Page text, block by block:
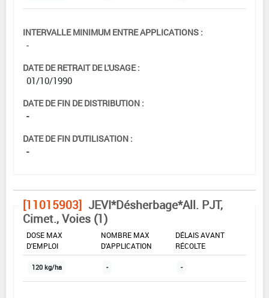
INTERVALLE MINIMUM ENTRE APPLICATIONS :
-
DATE DE RETRAIT DE L'USAGE :
01/10/1990
DATE DE FIN DE DISTRIBUTION :
-
DATE DE FIN D'UTILISATION :
-
[11015903] JEVI*Désherbage*All. PJT,
Cimet., Voies (1)
DOSE MAX
D'EMPLOI
NOMBRE MAX
D'APPLICATION
DÉLAIS AVANT
RÉCOLTE
120 kg/ha - -